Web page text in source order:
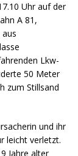
Uhr auf der
A 81,
Lkw-
50 Meter
zum Stillsand
und ihr
leicht verletzt.
Jahre alter